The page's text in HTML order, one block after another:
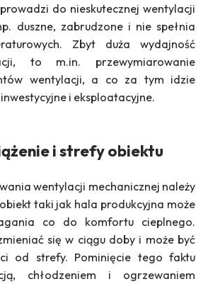
do nieskutecznej wentylacji
duszne, zabrudzone i nie spełnia
Zbyt duża wydajność
to m.in. przewymiarowanie
wentylacji, a co za tym idzie
i eksploatacyjne.
i strefy obiektu
wentylacji mechanicznej należy
taki jak hala produkcyjna może
co do komfortu cieplnego.
się w ciągu doby i może być
od strefy. Pominięcie tego faktu
chłodzeniem i ogrzewaniem